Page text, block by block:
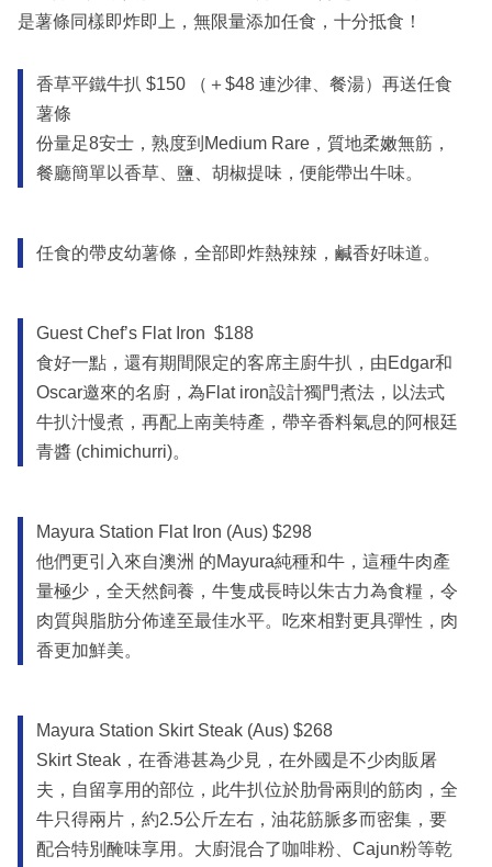
是薯條同樣即炸即上，無限量添加任食，十分抵食！
香草平鐵牛扒 $150 （＋$48 連沙律、餐湯）再送任食
薯條
份量足8安士，熟度到Medium Rare，質地柔嫩無筋，
餐廳簡單以香草、鹽、胡椒提味，便能帶出牛味。
任食的帶皮幼薯條，全部即炸熱辣辣，鹹香好味道。
Guest Chef’s Flat Iron $188
食好一點，還有期間限定的客席主廚牛扒，由Edgar和
Oscar邀來的名廚，為Flat iron設計獨門煮法，以法式
牛扒汁慢煮，再配上南美特產，帶辛香料氣息的阿根廷
青醬 (chimichurri)。
Mayura Station Flat Iron (Aus) $298
他們更引入來自澳洲 的Mayura純種和牛，這種牛肉產
量極少，全天然飼養，牛隻成長時以朱古力為食糧，令
肉質與脂肪分佈達至最佳水平。吃來相對更具彈性，肉
香更加鮮美。
Mayura Station Skirt Steak (Aus) $268
Skirt Steak，在香港甚為少見，在外國是不少肉販屠
夫，自留享用的部位，此牛扒位於肋骨兩則的筋肉，全
牛只得兩片，約2.5公斤左右，油花筋脈多而密集，要
配合特別醃味享用。大廚混合了咖啡粉、Cajun粉等乾